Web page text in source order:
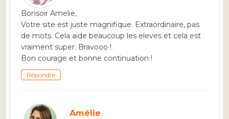
Bonsoir Amelie,
Votre site est juste magnifique. Extraordinaire, pas
de mots. Cela aide beaucoup les eleves et cela est
vraiment super. Bravooo !
Bon courage et bonne continuation !
Répondre
Amélie